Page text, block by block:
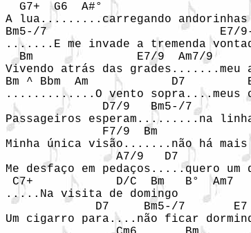
G7+  G6  A#°
A lua.........carregando
Bm5-/7                         E7/9-
.......E me invade a tremenda
Bm               E7/9  Am7/9
Vivendo atrás das grades.......meu
Bm ^ Bbm  Am            D7
.............O vento sopra....meus
D7/9   Bm5-/7
Passageiros esperam.........na
F7/9  Bm
Minha única visão.......não há mais
A7/9   D7
Me desfaço em pedaços.....quero um
C7+            D/C  Bm   B°  Am7
.....Na visita de domingo
D7     Bm5-/7       E7
Um cigarro para....não ficar